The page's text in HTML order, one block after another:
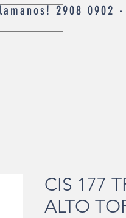
2908 0902
CIS 177
ALTO